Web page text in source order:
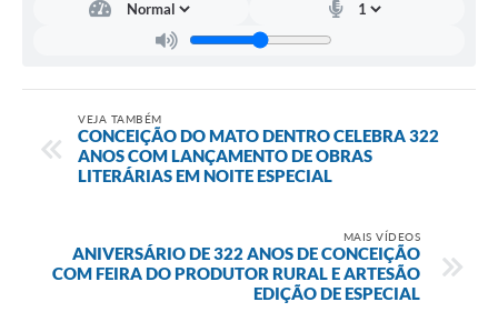
VEJA TAMBÉM
CONCEIÇÃO DO MATO DENTRO CELEBRA 322
ANOS COM LANÇAMENTO DE OBRAS
LITERÁRIAS EM NOITE ESPECIAL
MAIS VÍDEOS
ANIVERSÁRIO DE 322 ANOS DE CONCEIÇÃO
COM FEIRA DO PRODUTOR RURAL E ARTESÃO
EDIÇÃO DE ESPECIAL